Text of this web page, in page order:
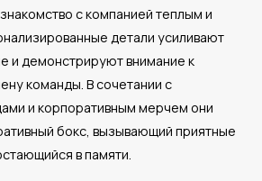
с компанией теплым и
детали усиливают
и демонстрируют внимание к
команды. В сочетании с
и корпоративным мерчем они
бокс, вызывающий приятные
в памяти.